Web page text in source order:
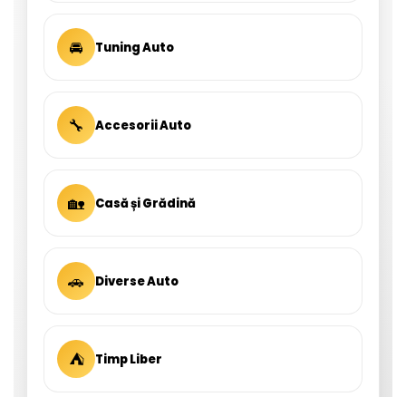
🚘 Tuning Auto
🔧 Accesorii Auto
🏡 Casă și Grădină
🚗 Diverse Auto
⛺ Timp Liber